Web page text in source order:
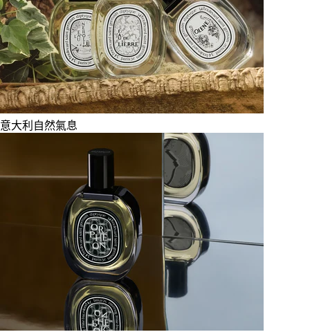
意大利自然氣息